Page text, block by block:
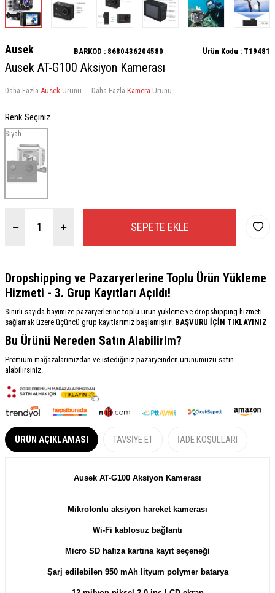
Ausek BARKOD : 8680436204580 Ürün Kodu : T19481
Ausek AT-G100 Aksiyon Kamerası
Daha Fazla Ausek Ürünü Daha Fazla Kamera Ürünü
Renk Seçiniz
Siyah
SEPETE EKLE
Dropshipping ve Pazaryerlerine Toplu Ürün Yükleme
Hizmeti - 3. Grup Kayıtları Açıldı!
Sınırlı sayıda bayimize pazaryerlerine toplu ürün yükleme ve dropshipping hizmeti
sağlamak üzere üçüncü grup kayıtlarımız başlamıştır! BAŞVURU İÇİN TIKLAYINIZ
Bu Ürünü Nereden Satın Alabilirim?
Premium mağazalarımızdan ve istediğiniz pazaryeinden ürünümüzü satın
alabilirsiniz.
ÜRÜN AÇIKLAMASI TAVSIYE ET İADE KOŞULLARI
Ausek AT-G100 Aksiyon Kamerası
Mikrofonlu aksiyon hareket kamerası
Wi-Fi kablosuz bağlantı
Micro SD hafıza kartına kayıt seçeneği
Şarj edilebilen 950 mAh lityum polymer batarya